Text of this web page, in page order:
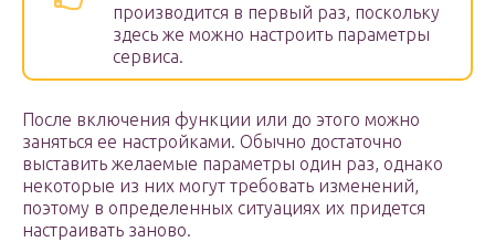
производится в первый раз, поскольку
здесь же можно настроить параметры
сервиса.
После включения функции или до этого можно
заняться ее настройками. Обычно достаточно
выставить желаемые параметры один раз, однако
некоторые из них могут требовать изменений,
поэтому в определенных ситуациях их придется
настраивать заново.